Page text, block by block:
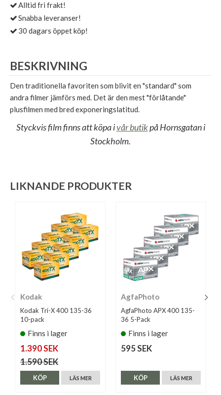
Alltid fri frakt!
Snabba leveranser!
30 dagars öppet köp!
BESKRIVNING
Den traditionella favoriten som blivit en "standard" som
andra filmer jämförs med. Det är den mest "förlåtande"
plusfilmen med bred exponeringslatitud.
Styckvis film finns att köpa ivår butikpå Hornsgatan i
Stockholm.
LIKNANDE PRODUKTER
Kodak
Kodak Tri-X 400 135-36
10-pack
Finns i lager
1.390 SEK
1.590 SEK
LÄS MER
KÖP
AgfaPhoto
AgfaPhoto APX 400 135-
36 5-Pack
Finns i lager
595 SEK
LÄS MER
KÖP